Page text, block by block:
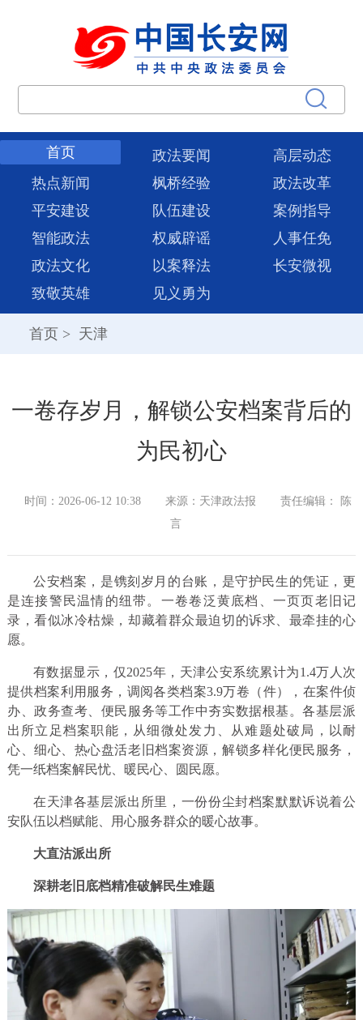
首页 政法要闻
高层动态
热点新闻
枫桥经验
政法改革
平安建设
队伍建设
案例指导
智能政法
权威辟谣
人事任免
政法文化
以案释法
长安微视
致敬英雄
见义勇为
首页 > 天津
一卷存岁月，解锁公安档案背后的
为民初心
时间：2026-06-12 10:38 来源：天津政法报
责任编辑： 陈
言
公安档案，是镌刻岁月的台账，是守护民生的凭证，更
是连接警民温情的纽带。一卷卷泛黄底档、一页页老旧记
录，看似冰冷枯燥，却藏着群众最迫切的诉求、最牵挂的心
愿。
有数据显示，仅2025年，天津公安系统累计为1.4万人次
提供档案利用服务，调阅各类档案3.9万卷（件），在案件侦
办、政务查考、便民服务等工作中夯实数据根基。各基层派
出所立足档案职能，从细微处发力、从难题处破局，以耐
心、细心、热心盘活老旧档案资源，解锁多样化便民服务，
凭一纸档案解民忧、暖民心、圆民愿。
在天津各基层派出所里，一份份尘封档案默默诉说着公
安队伍以档赋能、用心服务群众的暖心故事。
大直沽派出所
深耕老旧底档精准破解民生难题